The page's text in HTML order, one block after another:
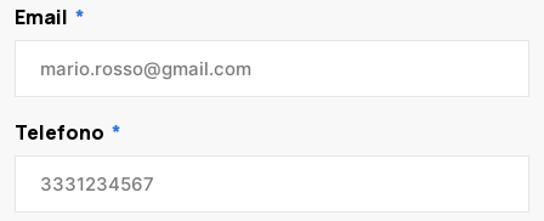
Email
Telefono